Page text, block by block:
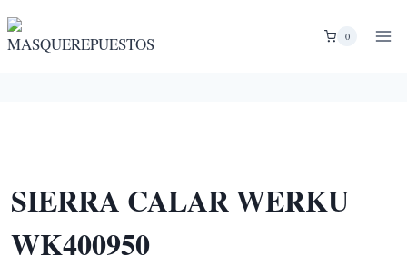
al
0
SIERRA CALAR WERKU
WK400950